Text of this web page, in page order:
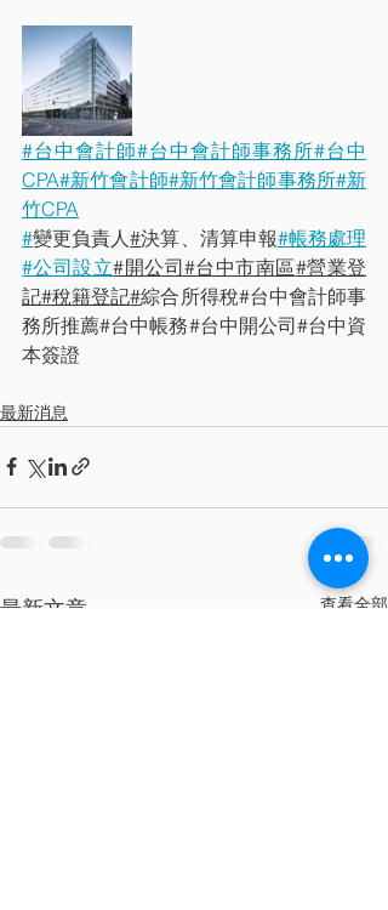
#台中會計師#台中會計師事務所#台中
CPA#新竹會計師#新竹會計師事務所#新
竹CPA
#變更負責人#決算、清算申報#帳務處理
#公司設立#開公司#台中市南區#營業登
記#稅籍登記#綜合所得稅#台中會計師事
務所推薦#台中帳務#台中開公司#台中資
本簽證
最新消息
最新文章 查看全部